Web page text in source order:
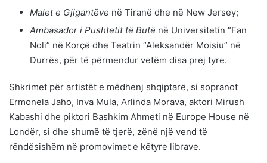
Malet e Gjigantëve në Tiranë dhe në New Jersey;
Ambasador i Pushtetit të Butë në Universitetin “Fan
Noli” në Korçë dhe Teatrin “Aleksandër Moisiu” në
Durrës, për të përmendur vetëm disa prej tyre.
Shkrimet për artistët e mëdhenj shqiptarë, si sopranot
Ermonela Jaho, Inva Mula, Arlinda Morava, aktori Mirush
Kabashi dhe piktori Bashkim Ahmeti në Europe House në
Londër, si dhe shumë të tjerë, zënë një vend të
rëndësishëm në promovimet e këtyre librave.